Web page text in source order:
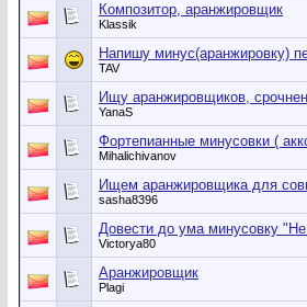
Композитор, аранжировщик
Klassik
Напишу минус(аранжировку)
TAV
Ищу аранжировщиков,
YanaS
Фортепианные минусовки (
Mihalichivanov
Ищем аранжировщика для
sasha8396
Довести до ума минусовку
Victorya80
Аранжировщик
Plagi